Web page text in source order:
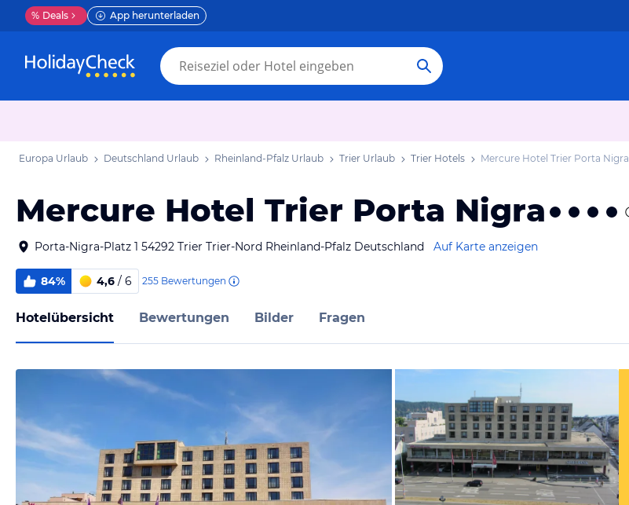
% Deals App herunterladen
Europa Urlaub Deutschland Urlaub Rheinland-Pfalz Urlaub Trier Urlaub Trier Hotels Mercure Hotel Trier Porta Nigra
Mercure Hotel Trier Porta Nigra
Porta-Nigra-Platz 1 54292 Trier Trier-Nord Rheinland-Pfalz Deutschland Auf Karte anzeigen
84% 4,6 / 6 255 Bewertungen
Hotelübersicht Bewertungen Bilder Fragen